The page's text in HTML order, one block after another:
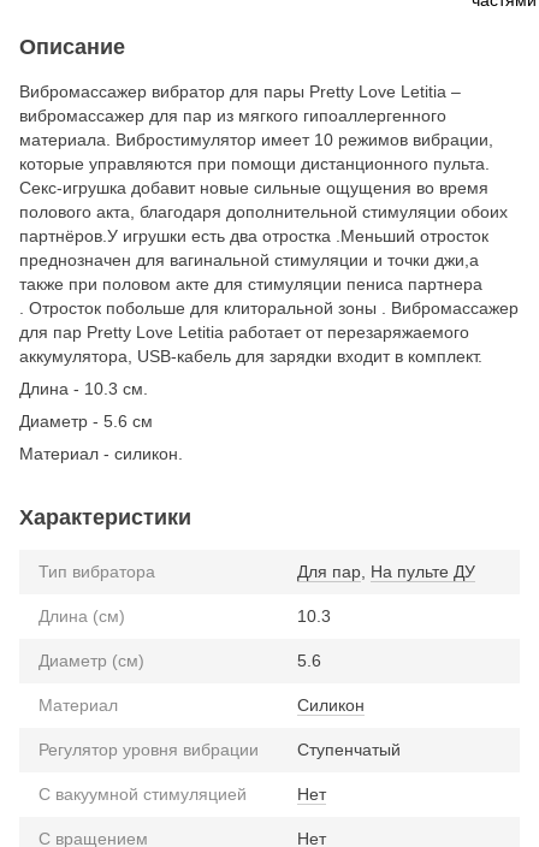
Описание
Вибромассажер вибратор для пары Pretty Love Letitia –
вибромассажер для пар из мягкого гипоаллергенного
материала. Вибростимулятор имеет 10 режимов вибрации,
которые управляются при помощи дистанционного пульта.
Секс-игрушка добавит новые сильные ощущения во время
полового акта, благодаря дополнительной стимуляции обоих
партнёров.У игрушки есть два отростка .Меньший отросток
преднозначен для вагинальной стимуляции и точки джи,а
также при половом акте для стимуляции пениса партнера
. Отросток побольше для клиторальной зоны . Вибромассажер
для пар Pretty Love Letitia работает от перезаряжаемого
аккумулятора, USB-кабель для зарядки входит в комплект.
Длина - 10.3 см.
Диаметр - 5.6 см
Материал - силикон.
Характеристики
Тип вибратора Для пар На пульте ДУ
Длина (см) 10.3
Диаметр (см) 5.6
Материал Силикон
Регулятор уровня вибрации Ступенчатый
С вакуумной стимуляцией Нет
С вращением Нет